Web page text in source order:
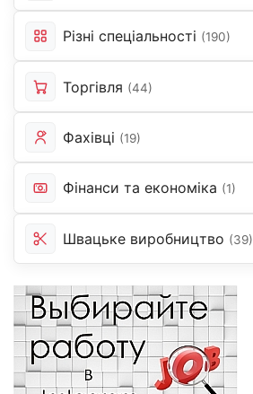
Різні спеціальності (190)
Торгівля (44)
Фахівці (19)
Фінанси та економіка (1)
Швацьке виробництво (39)